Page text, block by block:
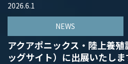
2026.6.1
NEWS
アクアポニックス・陸上養
ッグサイト）に出展いたしま